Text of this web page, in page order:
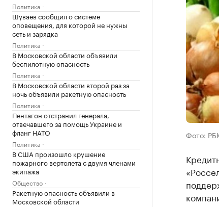
Политика
Шуваев сообщил о системе
оповещения, для которой не нужны
сеть и зарядка
Политика
В Московской области объявили
беспилотную опасность
Политика
В Московской области второй раз за
ночь объявили ракетную опасность
Политика
Пентагон отстранил генерала,
отвечавшего за помощь Украине и
фланг НАТО
Политика
В США произошло крушение
пожарного вертолета с двумя членами
экипажа
Общество
Ракетную опасность объявили в
Московской области
Фото: